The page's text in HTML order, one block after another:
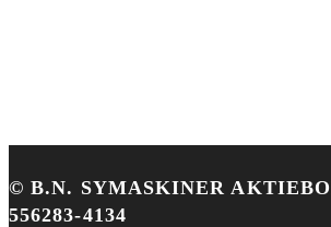
© B.N. SYMASKINER
556283-4134